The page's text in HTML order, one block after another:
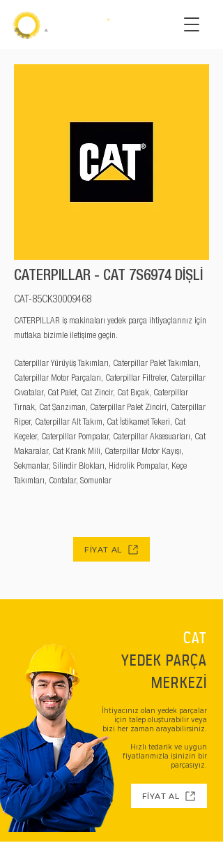
CATERPILLAR - CAT 7S6974 DİŞLİ
CAT-85CK30009468
CATERPILLAR iş makinaları yedek parça ihtiyaçlarınız için
mutlaka bizimle iletişime geçin.
Caterpillar Yürüyüş Takımları, Caterpillar Palet Takımları,
Caterpillar Motor Parçaları, Caterpillar Filtreler, Caterpillar
Cıvatalar, Cat Palet, Cat Zincir, Cat Bıçak, Caterpillar
Tırnak, Cat Şanzıman, Caterpillar Palet Zinciri, Caterpillar
Riper, Caterpillar Alt Takım, Cat İstikamet Tekeri, Cat
Keçeler, Caterpillar Pompalar, Caterpillar Aksesuarları, Cat
Makaralar, Cat Krank Mili, Caterpillar Motor Kayışı,
Sekmanlar, Silindir Blokları, Hidrolik Pompalar, Keçe
Takımları, Contalar, Somunlar
FİYAT AL
CAT
YEDEK PARÇA
MERKEZİ
İhtiyacınız olan yedek parçalar
için talep oluşturabilir veya
bizi her zaman arayabilirsiniz.
Hızlı tedarik ve uygun
fiyatlarımızla işinizin bir
parçasıyız.
FİYAT AL